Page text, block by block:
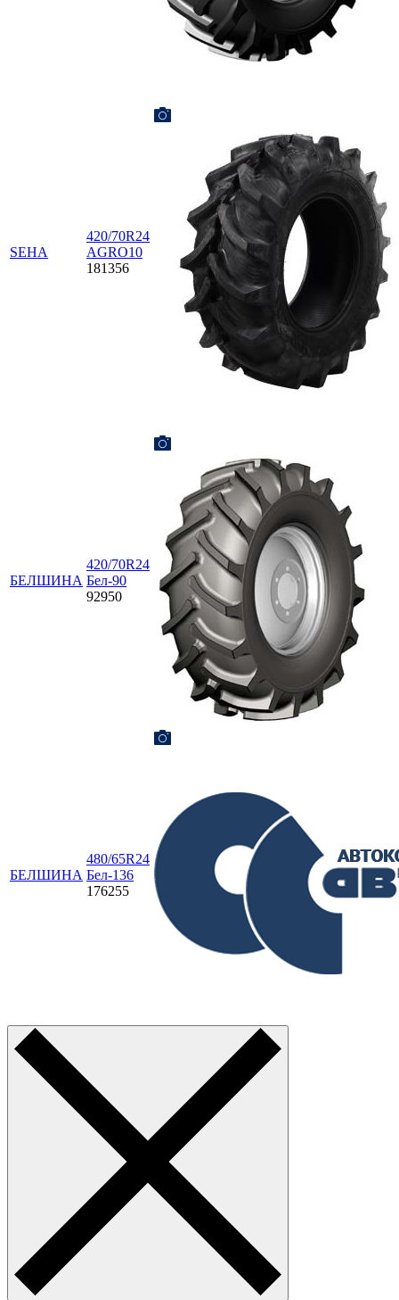
SEHA
420/70R24
AGRO10
181356
БЕЛШИНА
420/70R24
Бел-90
92950
БЕЛШИНА
480/65R24
Бел-136
176255